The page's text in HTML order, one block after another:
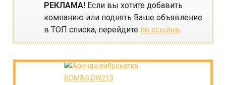
РЕКЛАМА! Если вы хотите добавить
компанию или поднять Ваше объявление
в ТОП списка, перейдите по ссылке.